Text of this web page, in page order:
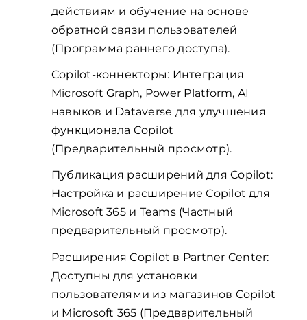
действиям и обучение на основе
обратной связи пользователей
(Программа раннего доступа).
Copilot-коннекторы: Интеграция
Microsoft Graph, Power Platform, AI
навыков и Dataverse для улучшения
функционала Copilot
(Предварительный просмотр).
Публикация расширений для Copilot:
Настройка и расширение Copilot для
Microsoft 365 и Teams (Частный
предварительный просмотр).
Расширения Copilot в Partner Center:
Доступны для установки
пользователями из магазинов Copilot
и Microsoft 365 (Предварительный